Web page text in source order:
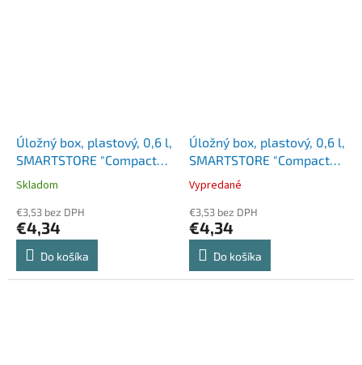
Úložný box, plastový, 0,6 l,
SMARTSTORE "Compact
XS", biely
Skladom
€3,53 bez DPH
€4,34
Do košíka
Úložný box, plastový, 0,6 l,
SMARTSTORE "Compact
XS", priehľadný
Vypredané
€3,53 bez DPH
€4,34
Do košíka